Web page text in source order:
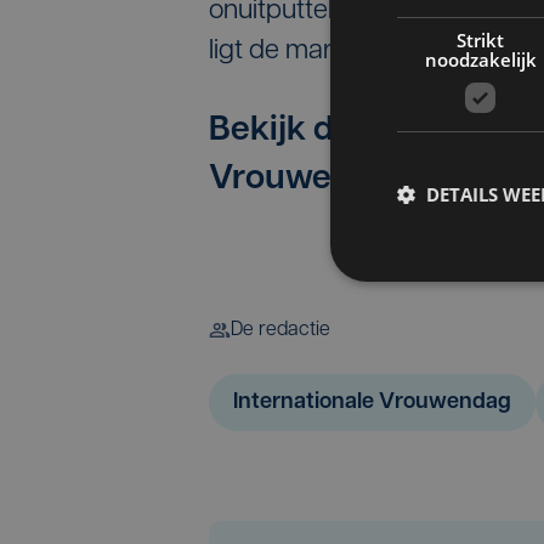
onuitputtelijk is én met
ligt de markt aan haar voeten.
Bekijk de reportage
Vrouwelijke
De redactie
Internationale Vrouwendag
Strikt
noodzakelijk
DETAILS